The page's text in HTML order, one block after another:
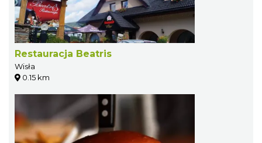
Restauracja Beatris
Wisła
0.15 km